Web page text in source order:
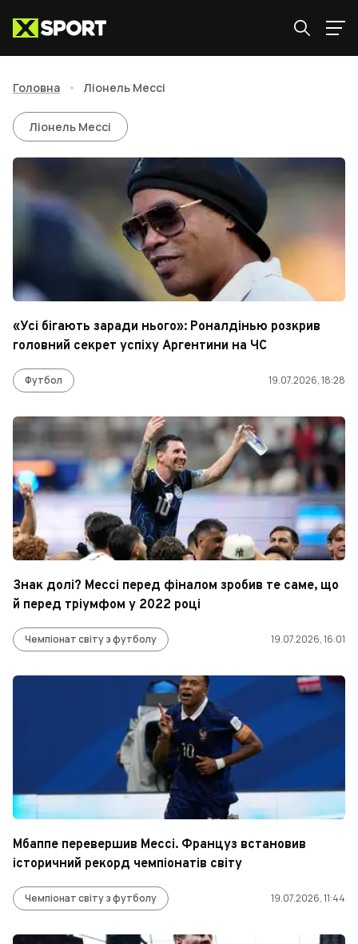
Головна • Ліонель Мессі
Ліонель Мессі
Ліонель Мессі
«Усі бігають заради нього»: Роналдінью розкрив
головний секрет успіху Аргентини на ЧС
Футбол 19.07.2026, 18:28
Знак долі? Мессі перед фіналом зробив те саме, що
й перед тріумфом у 2022 році
Чемпіонат світу з футболу 19.07.2026, 16:01
Мбаппе перевершив Мессі. Француз встановив
історичний рекорд чемпіонатів світу
Чемпіонат світу з футболу 19.07.2026, 11:44